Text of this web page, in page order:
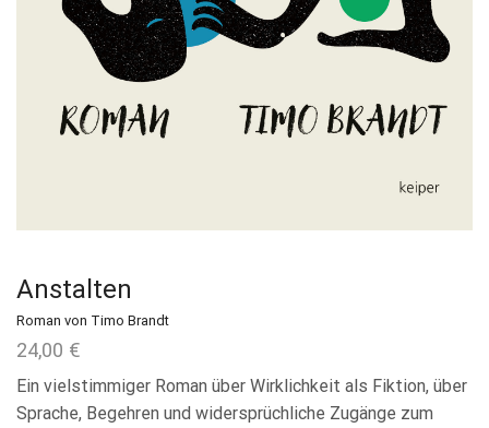
Anstalten
Roman von Timo Brandt
24,00 €
Ein vielstimmiger Roman über Wirklichkeit als Fiktion, über
Sprache, Begehren und widersprüchliche Zugänge zum